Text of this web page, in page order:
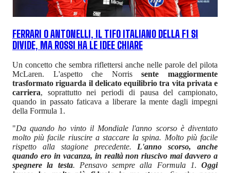
FERRARI O ANTONELLI, IL TIFO ITALIANO DELLA F1 SI
DIVIDE, MA ROSSI HA LE IDEE CHIARE
Un concetto che sembra riflettersi anche nelle parole del pilota
McLaren. L'aspetto che Norrissente maggiormente
trasformato riguarda il delicato equilibrio tra vita privata e
carriera, soprattutto nei periodi di pausa del campionato,
quando in passato faticava a liberare la mente dagli impegni
della Formula 1.
"Da quando ho vinto il Mondiale l'anno scorso è diventato
molto più facile riuscire a staccare la spina. Molto più facile
rispetto alla stagione precedente. L'anno scorso, anche
quando ero in vacanza, in realtà non riuscivo mai davvero a
spegnere la testa. Pensavo sempre alla Formula 1. Oggi